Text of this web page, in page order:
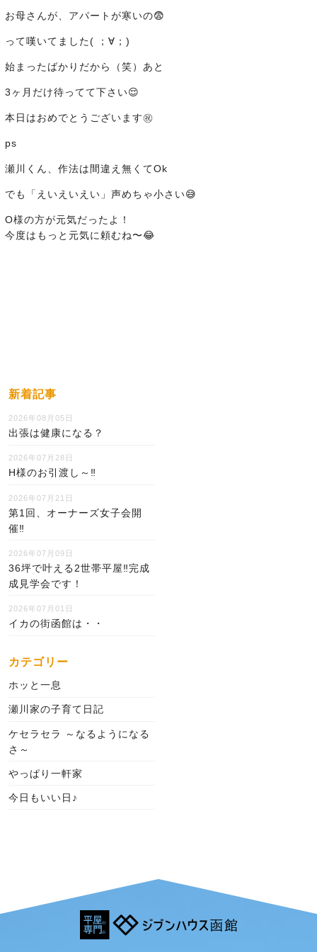
お母さんが、アパートが寒いの😨
って嘆いてました( ；∀；)
始まったばかりだから（笑）あと
3ヶ月だけ待ってて下さい😌
本日はおめでとうございます㊗️
ps
瀬川くん、作法は間違え無くてOk
でも「えいえいえい」声めちゃ小さい😅
O様の方が元気だったよ！
今度はもっと元気に頼むね〜😂
新着記事
2026年08月05日
出張は健康になる？
2026年07月28日
H様のお引渡し～‼
2026年07月21日
第1回、オーナーズ女子会開
催‼
2026年07月09日
36坪で叶える2世帯平屋‼完成
成見学会です！
2026年07月01日
イカの街函館は・・
カテゴリー
ホッと一息
瀬川家の子育て日記
ケセラセラ ～なるようになる
さ～
やっぱり一軒家
今日もいい日♪